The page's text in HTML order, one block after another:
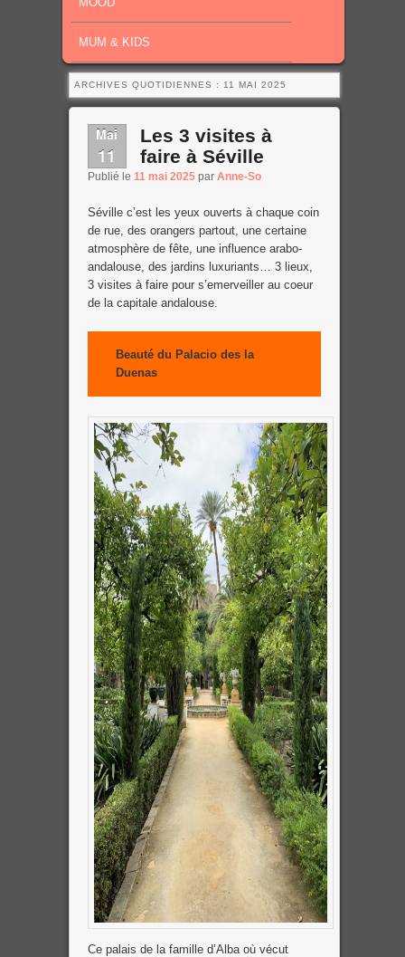
MUM & KIDS
ARCHIVES QUOTIDIENNES : 11 MAI 2025
Mai
11
Les 3 visites à
faire à Séville
Publié le 11 mai 2025 par Anne-So
Séville c’est les yeux ouverts à chaque coin
de rue, des orangers partout, une certaine
atmosphère de fête, une influence arabo-
andalouse, des jardins luxuriants… 3 lieux,
3 visites à faire pour s’emerveiller au coeur
de la capitale andalouse.
Beauté du Palacio des la
Duenas
Ce palais de la famille d’Alba où vécut